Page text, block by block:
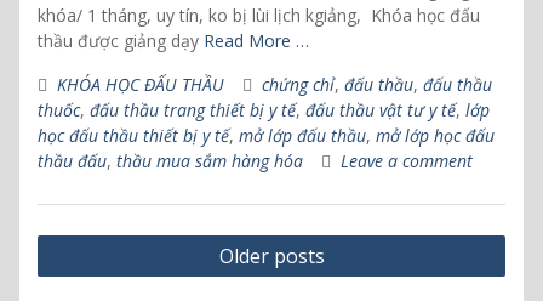
khóa/ 1 tháng, uy tín, ko bị lùi lịch kgiảng, Khóa học đấu
thầu được giảng dạy Read More …
KHÓA HỌC ĐẤU THẦU
chứng chỉ, đấu thầu, đấu thầu
thuốc, đấu thầu trang thiết bị y tế, đấu thầu vật tư y tế, lớp
học đấu thầu thiết bị y tế, mở lớp đấu thầu, mở lớp học đấu
thầu đấu, thầu mua sắm hàng hóa Leave a comment
P
o
Older posts